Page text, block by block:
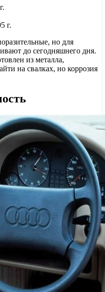
г.
но для
до сегодняшнего дня.
из металла,
на свалках, но коррозия